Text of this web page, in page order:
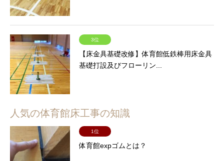
3位
【床金具基礎改修】体育館低鉄棒用床金具
基礎打設及びフローリン...
人気の体育館床工事の知識
1位
体育館expゴムとは？